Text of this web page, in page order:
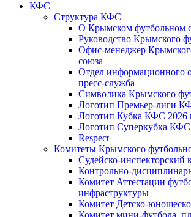
КФС
Структура КФС
О Крымском футбольном
Руководство Крымского
Офис-менеджер
союза
Отдел информационного
пресс-служба
Символика Крымского
Логотип Премьер-лиги
Логотип Кубка КФС 2026
Логотип Суперкубка КФС
Respect
Комитеты Крымского
Судейско-инспекторский
Контрольно-
Комитет Аттестации
инфраструктуры
Комитет Детско-
Комитет мини-футбола,